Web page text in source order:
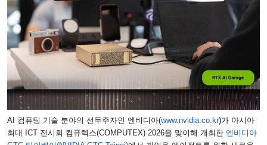
AI 컴퓨팅 기술 분야의 선두주자인 엔비디아(www.nvidia.co.kr)가 아시아
최대 ICT 전시회 컴퓨텍스(COMPUTEX) 2026을 맞이해 개최한 엔비디아